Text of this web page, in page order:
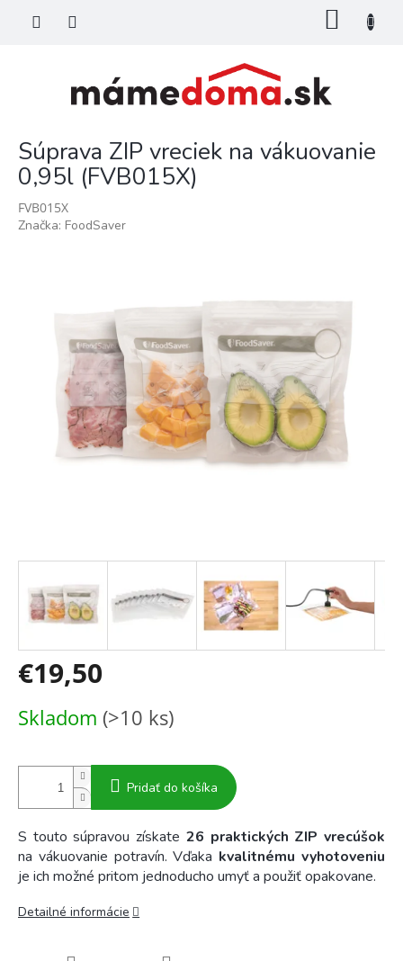
Súprava ZIP vreciek na vákuovanie
0,95l (FVB015X)
FVB015X
Značka: FoodSaver
€19,50
cena:
Skladom (>10 ks)
Pridať do košíka
S touto súpravou získate 26 praktických ZIP vrecúšok
na vákuovanie potravín. Vďaka kvalitnému vyhotoveniu
je ich možné pritom jednoducho umyť a použiť opakovane.
Detailné informácie